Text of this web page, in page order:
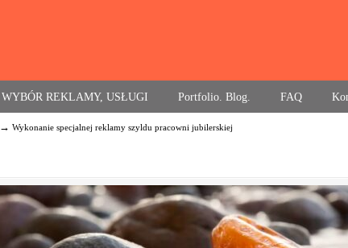
WYBÓR REKLAMY, USŁUGI Portfolio. Blog. FAQ
→ Wykonanie specjalnej reklamy szyldu pracowni jubilerskiej